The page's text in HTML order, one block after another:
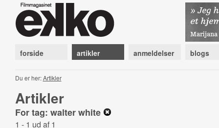
forside artikler anmeldelser blogs
Du er her:Artikler
Artikler
For tag: walter white
1 - 1 ud af 1